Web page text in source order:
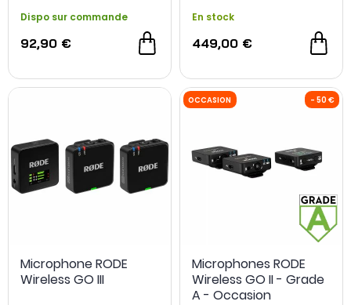
Dispo sur commande
92,90 €
En stock
449,00 €
Microphone RODE
Wireless GO III
Microphones RODE
Wireless GO II - Grade
A - Occasion